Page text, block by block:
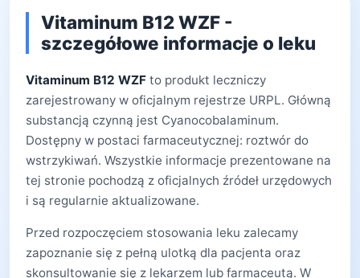
Vitaminum B12 WZF -
szczegółowe informacje o leku
Vitaminum B12 WZF to produkt leczniczy
zarejestrowany w oficjalnym rejestrze URPL. Główną
substancją czynną jest Cyanocobalaminum.
Dostępny w postaci farmaceutycznej: roztwór do
wstrzykiwań. Wszystkie informacje prezentowane na
tej stronie pochodzą z oficjalnych źródeł urzędowych
i są regularnie aktualizowane.
Przed rozpoczęciem stosowania leku zalecamy
zapoznanie się z pełną ulotką dla pacjenta oraz
skonsultowanie się z lekarzem lub farmaceutą. W